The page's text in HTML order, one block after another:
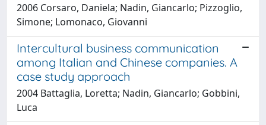
2006 Corsaro, Daniela; Nadin, Giancarlo; Pizzoglio,
Simone; Lomonaco, Giovanni
Intercultural business communication
among Italian and Chinese companies. A
case study approach
2004 Battaglia, Loretta; Nadin, Giancarlo; Gobbini,
Luca